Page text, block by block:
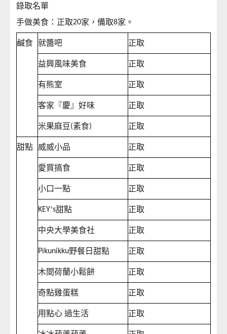
錄取名單
手做美食：正取20家，備取8家。
鹹食 就醬吧 正取
益興風味美食 正取
有熊室 正取
客家『慶』好味 正取
米果麻豆(素食) 正取
甜點 威威小品 正取
愛買搞食 正取
小口一點 正取
KEY’s甜點 正取
中央大學美食社 正取
Pikunikku野餐日甜點 正取
木間荷蘭小鬆餅 正取
奇點雞蛋糕 正取
用點心 過生活 正取